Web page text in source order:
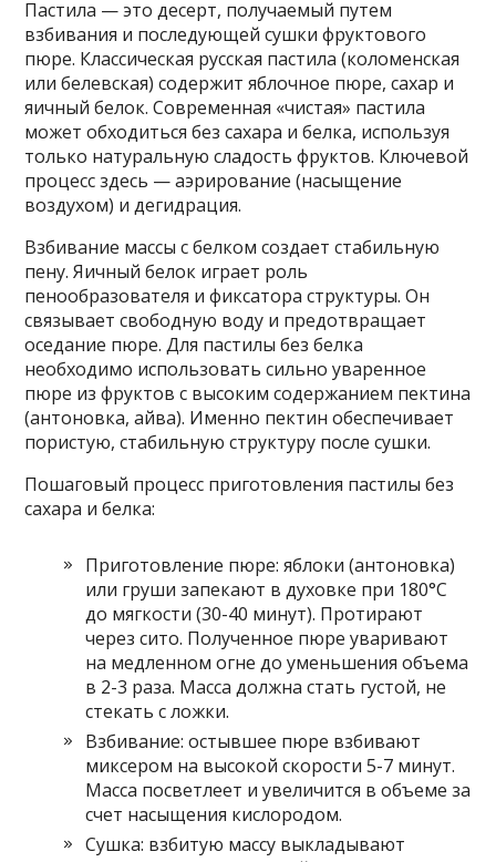
Пастила — это десерт, получаемый путем
взбивания и последующей сушки фруктового
пюре. Классическая русская пастила (коломенская
или белевская) содержит яблочное пюре, сахар и
яичный белок. Современная «чистая» пастила
может обходиться без сахара и белка, используя
только натуральную сладость фруктов. Ключевой
процесс здесь — аэрирование (насыщение
воздухом) и дегидрация.
Взбивание массы с белком создает стабильную
пену. Яичный белок играет роль
пенообразователя и фиксатора структуры. Он
связывает свободную воду и предотвращает
оседание пюре. Для пастилы без белка
необходимо использовать сильно уваренное
пюре из фруктов с высоким содержанием пектина
(антоновка, айва). Именно пектин обеспечивает
пористую, стабильную структуру после сушки.
Пошаговый процесс приготовления пастилы без
сахара и белка:
Приготовление пюре: яблоки (антоновка)
или груши запекают в духовке при 180°C
до мягкости (30-40 минут). Протирают
через сито. Полученное пюре уваривают
на медленном огне до уменьшения объема
в 2-3 раза. Масса должна стать густой, не
стекать с ложки.
Взбивание: остывшее пюре взбивают
миксером на высокой скорости 5-7 минут.
Масса посветлеет и увеличится в объеме за
счет насыщения кислородом.
Сушка: взбитую массу выкладывают